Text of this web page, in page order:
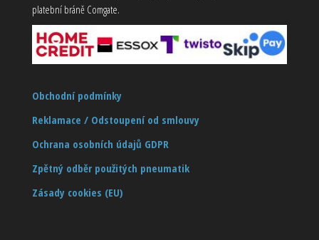
platební bráně Comgate.
Obchodní podmínky
Reklamace / Odstoupení od smlouvy
Ochrana osobních údajů GDPR
Zpětný odběr použitých pneumatik
Zásady cookies (EU)